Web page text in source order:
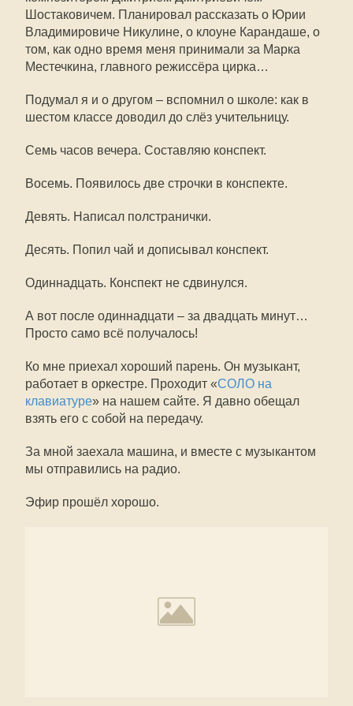
Шостаковичем. Планировал рассказать о Юрии
Владимировиче Никулине, о клоуне Карандаше, о
том, как одно время меня принимали за Марка
Местечкина, главного режиссёра цирка…
Подумал я и о другом – вспомнил о школе: как в
шестом классе доводил до слёз учительницу.
Семь часов вечера. Составляю конспект.
Восемь. Появилось две строчки в конспекте.
Девять. Написал полстранички.
Десять. Попил чай и дописывал конспект.
Одиннадцать. Конспект не сдвинулся.
А вот после одиннадцати – за двадцать минут…
Просто само всё получалось!
Ко мне приехал хороший парень. Он музыкант,
работает в оркестре. Проходит «СОЛО на
клавиатуре» на нашем сайте. Я давно обещал
взять его с собой на передачу.
За мной заехала машина, и вместе с музыкантом
мы отправились на радио.
Эфир прошёл хорошо.